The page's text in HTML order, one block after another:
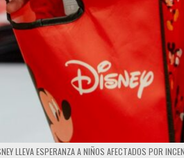
LLEVA ESPERANZA A NIÑOS AFECTADOS POR